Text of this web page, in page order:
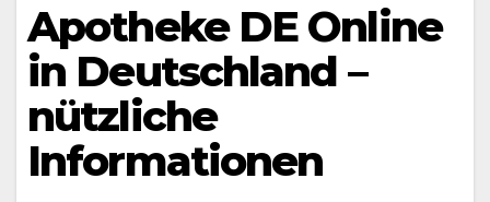
Apotheke DE Online
in Deutschland –
nützliche
Informationen